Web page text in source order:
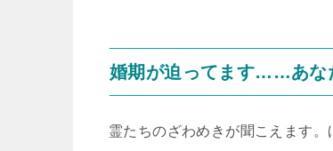
婚期が迫ってます……あな
霊たちのざわめきが聞こえます